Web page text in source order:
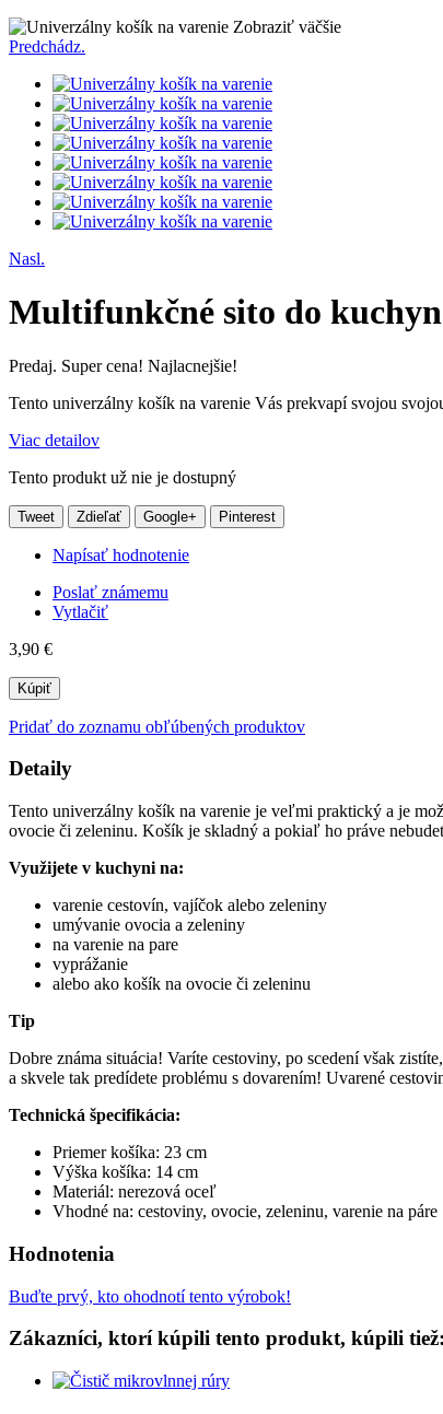
Zobraziť väčšie
Predchádz.
Nasl.
Multifunkčné sito do
Predaj. Super cena! Najlacnejšie!
Tento univerzálny košík na varenie Vás prekvapí svojou
Viac detailov
Tento produkt už nie je dostupný
Tweet Zdieľať Google+ Pinterest
Napísať hodnotenie
Poslať známemu
Vytlačiť
3,90 €
Kúpiť
Pridať do zoznamu obľúbených produktov
Detaily
Tento univerzálny košík na varenie je veľmi praktický a je
ovocie či zeleninu. Košík je skladný a pokiaľ ho práve
Využijete v kuchyni na:
varenie cestovín, vajíčok alebo zeleniny
umývanie ovocia a zeleniny
na varenie na pare
vyprážanie
alebo ako košík na ovocie či zeleninu
Tip
Dobre známa situácia! Varíte cestoviny, po scedení však
a skvele tak predídete problému s dovarením! Uvarené
Technická špecifikácia:
Priemer košíka: 23 cm
Výška košíka: 14 cm
Materiál: nerezová oceľ
Vhodné na: cestoviny, ovocie, zeleninu, varenie na páre
Hodnotenia
Buďte prvý, kto ohodnotí tento výrobok!
Zákazníci, ktorí kúpili tento produkt, kúpili tiež: